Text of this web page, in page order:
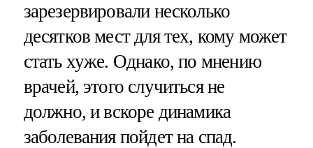
зарезервировали несколько
десятков мест для тех, кому может
стать хуже. Однако, по мнению
врачей, этого случиться не
должно, и вскоре динамика
заболевания пойдет на спад.